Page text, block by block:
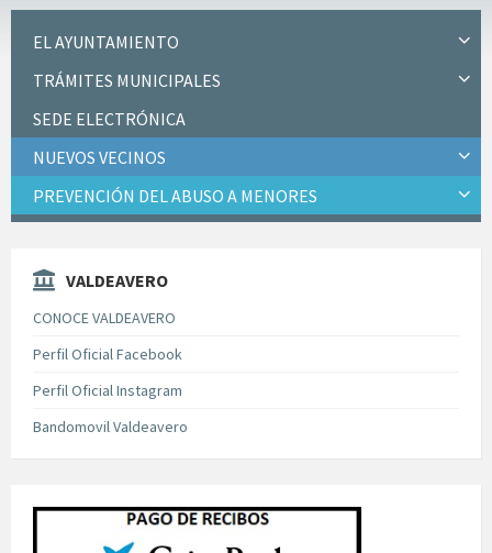
EL AYUNTAMIENTO
TRÁMITES MUNICIPALES
SEDE ELECTRÓNICA
NUEVOS VECINOS
PREVENCIÓN DEL ABUSO A MENORES
VALDEAVERO
CONOCE VALDEAVERO
Perfil Oficial Facebook
Perfil Oficial Instagram
Bandomovil Valdeavero